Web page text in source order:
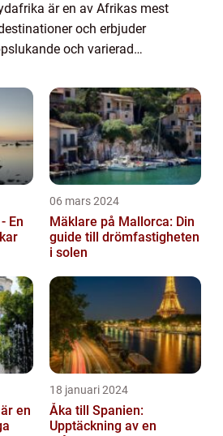
är en av Afrikas mest
och erbjuder
och varierad
och fantastiska
En
06 mars 2024
Mäklare på Mallorca: Din
guide till drömfastigheten
i solen
en
18 januari 2024
Åka till Spanien:
Upptäckning av en